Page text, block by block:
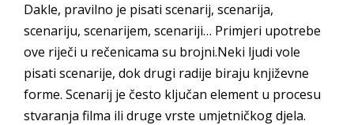
Dakle, pravilno je pisati scenarij, scenarija,
scenariju, scenarijem, scenariji… Primjeri upotrebe
ove riječi u rečenicama su brojni.Neki ljudi vole
pisati scenarije, dok drugi radije biraju književne
forme. Scenarij je često ključan element u procesu
stvaranja filma ili druge vrste umjetničkog djela.